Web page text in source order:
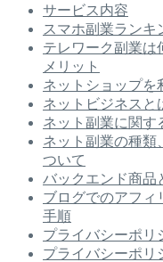
サービス内容
スマホ副業ランキ
テレワーク副業は
メリット
ネットショップを
ネットビジネスと
ネット副業に関す
ネット副業の種類
ついて
バックエンド商品
ブログでのアフィ
手順
プライバシーポリ
プライバシーポリ